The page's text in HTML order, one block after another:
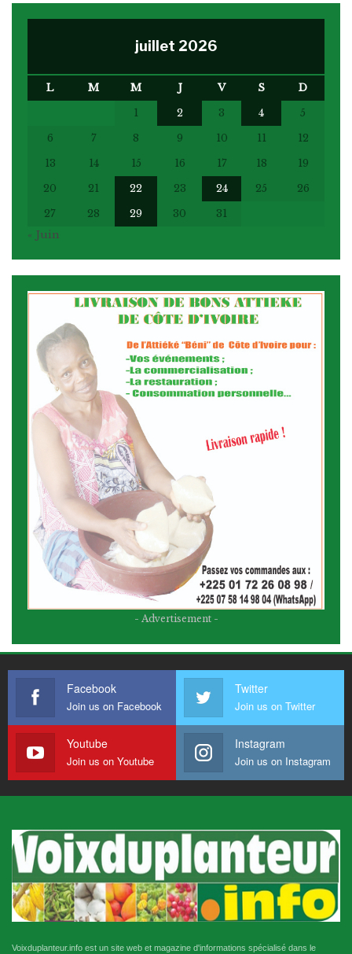
juillet 2026
L M M J V S
D
1
2 3 4
5
6
7 8 9 10 11
12
13
14 15 16 17 18
19
20
21 22 23 24 25
26
27
28 29 30
31
« Juin
- Advertisement -
Facebook
Join us on Facebook
Twitter
Join us on Twitter
Youtube
Join us on Youtube
Instagram
Join us on Instagram
Voixduplanteur.info est un site web et magazine d'informations spécialisé dans le